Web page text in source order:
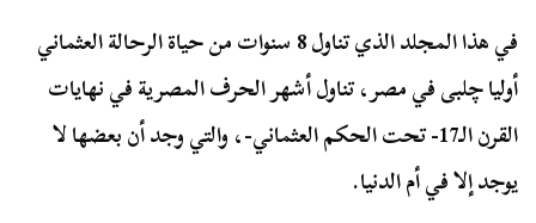
في هذا المجلد الذي تناول 8 سنوات من حياة الرحالة العثماني
أوليا چلبی في مصر، تناول أشهر الحرف المصرية في نهايات
القرن الـ17- تحت الحكم العثماني-، والتي وجد أن بعضها لا
يوجد إلا في أم الدنيا.